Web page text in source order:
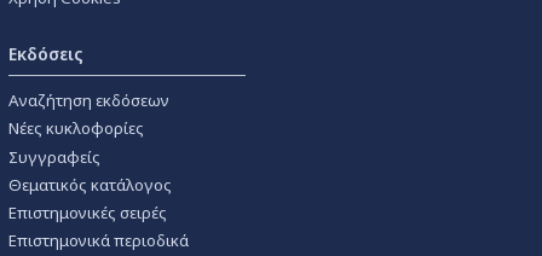
Εκδόσεις
Αναζήτηση εκδόσεων
Νέες κυκλοφορίες
Συγγραφείς
Θεματικός κατάλογος
Επιστημονικές σειρές
Επιστημονικά περιοδικά